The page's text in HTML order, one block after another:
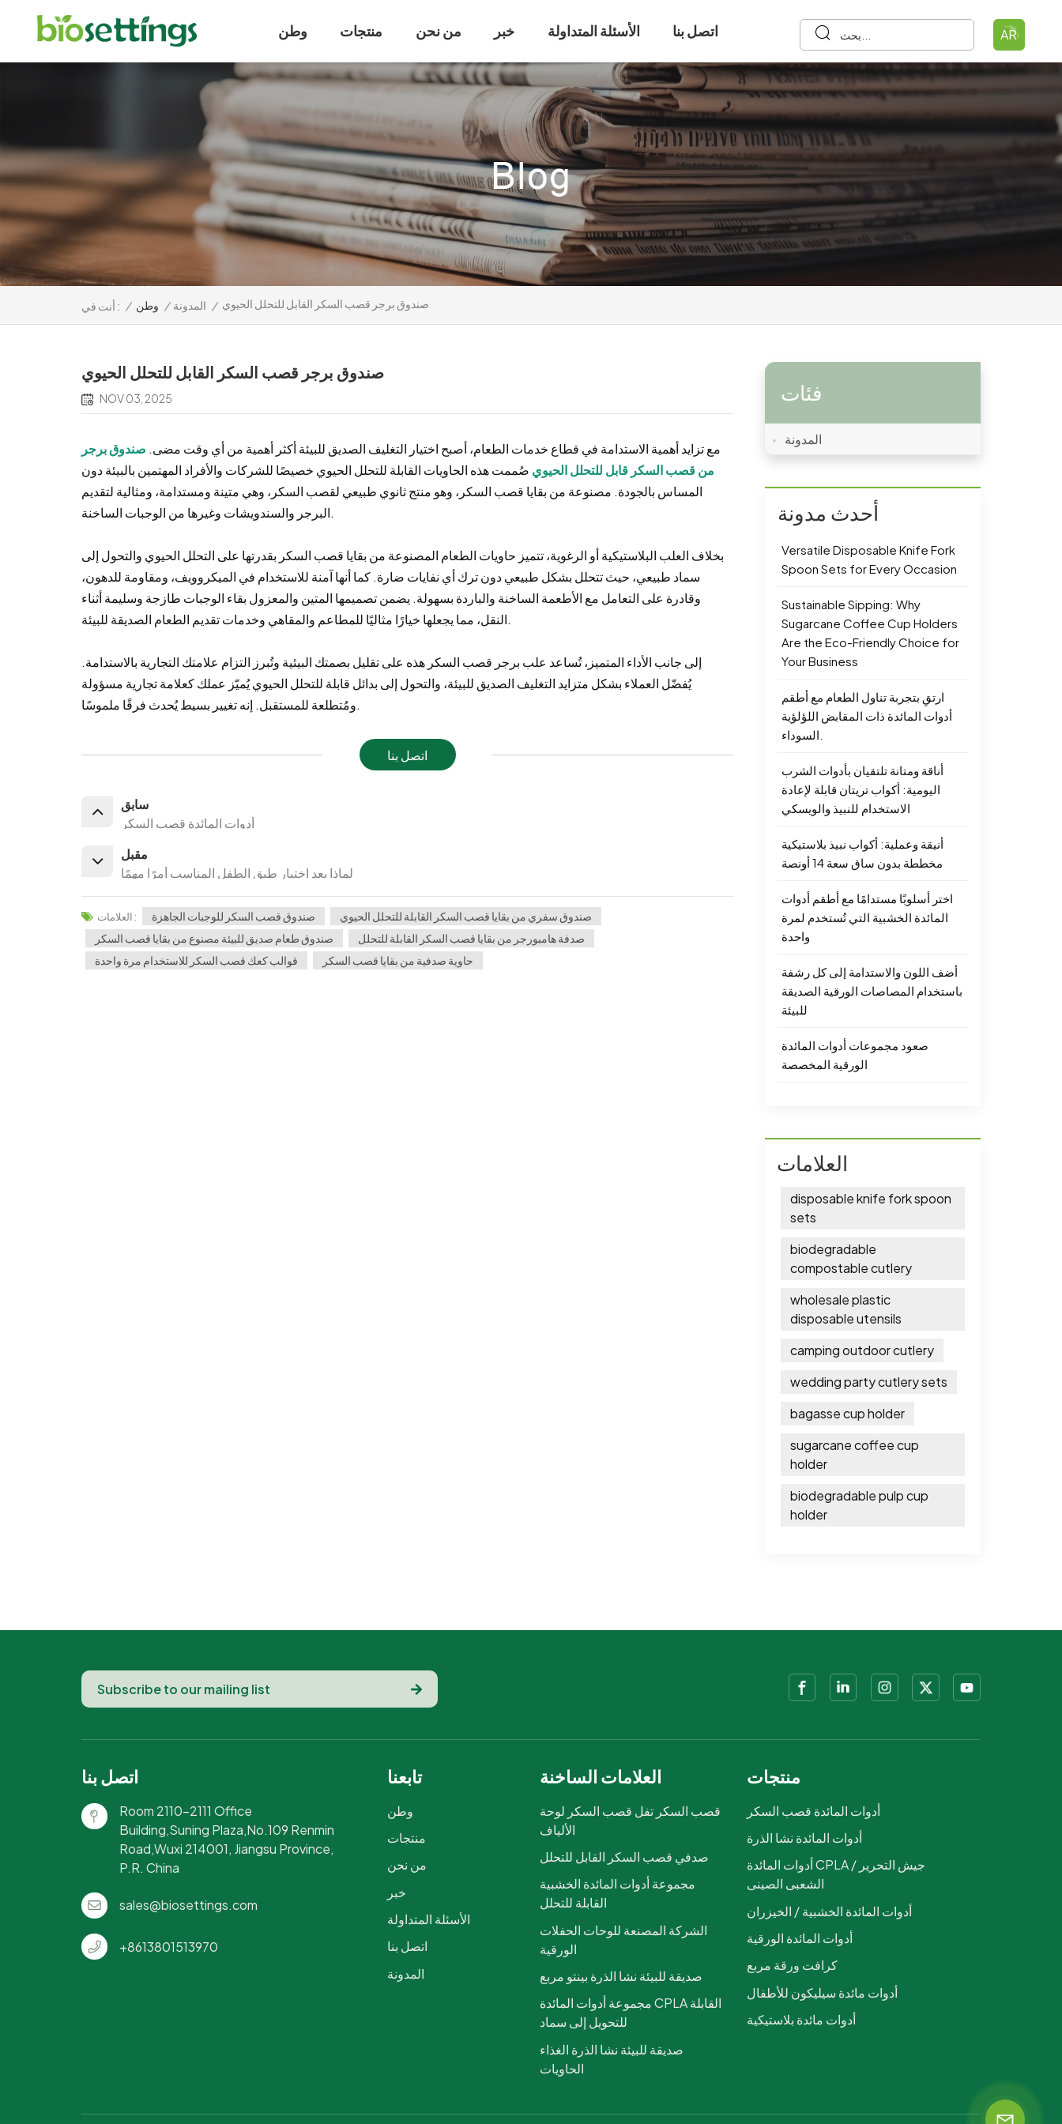
وطن منتجات من نحن خبر الأسئلة المتداولة اتصل بنا AR
أنت في : / وطن / المدونة / صندوق برجر قصب السكر القابل للتحلل الحيوي
صندوق برجر قصب السكر القابل للتحلل الحيوي
NOV 03, 2025
مع تزايد أهمية الاستدامة في قطاع خدمات الطعام، أصبح اختيار التغليف الصديق للبيئة أكثر أهمية من أي وقت مضى. صندوق برجر
من قصب السكر قابل للتحلل الحيوي صُممت هذه الحاويات القابلة للتحلل الحيوي خصيصًا للشركات والأفراد المهتمين بالبيئة دون
المساس بالجودة. مصنوعة من بقايا قصب السكر، وهو منتج ثانوي طبيعي لقصب السكر، وهي متينة ومستدامة، ومثالية لتقديم
البرجر والسندويشات وغيرها من الوجبات الساخنة.
بخلاف العلب البلاستيكية أو الرغوية، تتميز حاويات الطعام المصنوعة من بقايا قصب السكر بقدرتها على التحلل الحيوي والتحول إلى
سماد طبيعي، حيث تتحلل بشكل طبيعي دون ترك أي نفايات ضارة. كما أنها آمنة للاستخدام في الميكروويف، ومقاومة للدهون،
وقادرة على التعامل مع الأطعمة الساخنة والباردة بسهولة. يضمن تصميمها المتين والمعزول بقاء الوجبات طازجة وسليمة أثناء
النقل، مما يجعلها خيارًا مثاليًا للمطاعم والمقاهي وخدمات تقديم الطعام الصديقة للبيئة.
إلى جانب الأداء المتميز، تُساعد علب برجر قصب السكر هذه على تقليل بصمتك البيئية وتُبرز التزام علامتك التجارية بالاستدامة.
يُفضّل العملاء بشكل متزايد التغليف الصديق للبيئة، والتحول إلى بدائل قابلة للتحلل الحيوي يُميّز عملك كعلامة تجارية مسؤولة
ومُتطلعة للمستقبل. إنه تغيير بسيط يُحدث فرقًا ملموسًا.
اتصل بنا
سابق
أدوات المائدة قصب السكر
مقبل
لماذا يعد اختيار طبق الطفل المناسب أمرًا مهمًا
العلامات : صندوق قصب السكر للوجبات الجاهزة
صندوق سفري من بقايا قصب السكر القابلة للتحلل الحيوي
صندوق طعام صديق للبيئة مصنوع من بقايا قصب السكر
صدفة هامبورجر من بقايا قصب السكر القابلة للتحلل
قوالب كعك قصب السكر للاستخدام مرة واحدة
حاوية صدفية من بقايا قصب السكر
فئات
المدونة
أحدث مدونة
Versatile Disposable Knife Fork
Spoon Sets for Every Occasion
Sustainable Sipping: Why
Sugarcane Coffee Cup Holders
Are the Eco-Friendly Choice for
Your Business
ارتقِ بتجربة تناول الطعام مع أطقم
أدوات المائدة ذات المقابض اللؤلؤية
أناقة ومتانة تلتقيان بأدوات الشرب
اليومية: أكواب تريتان قابلة لإعادة
الاستخدام للنبيذ والويسكي
أنيقة وعملية: أكواب نبيذ بلاستيكية
مخططة بدون ساق سعة 14 أونصة
اختر أسلوبًا مستدامًا مع أطقم أدوات
المائدة الخشبية التي تُستخدم لمرة
واحدة
أضف اللون والاستدامة إلى كل رشفة
باستخدام المصاصات الورقية الصديقة
للبيئة
صعود مجموعات أدوات المائدة
الورقية المخصصة
العلامات
disposable knife fork spoon
sets
biodegradable
compostable cutlery
wholesale plastic
disposable utensils
camping outdoor cutlery
wedding party cutlery sets
bagasse cup holder
sugarcane coffee cup
holder
biodegradable pulp cup
holder
اتصل بنا
Room 2110-2111 Office
Building,Suning Plaza,No.109 Renmin
Road,Wuxi 214001, Jiangsu Province,
P.R. China
sales@biosettings.com
+8613801513970
تابعنا
وطن
منتجات
من نحن
خبر
الأسئلة المتداولة
اتصل بنا
المدونة
العلامات الساخنة
قصب السكر تفل قصب السكر لوحة
الألياف
صدفي قصب السكر القابل للتحلل
مجموعة أدوات المائدة الخشبية
القابلة للتحلل
الشركة المصنعة للوحات الحفلات
الورقية
صديقة للبيئة نشا الذرة بينتو مربع
مجموعة أدوات المائدة CPLA القابلة
للتحويل إلى سماد
صديقة للبيئة نشا الذرة الغذاء
الحاويات
منتجات
أدوات المائدة قصب السكر
أدوات المائدة نشا الذرة
أدوات المائدة CPLA / جيش التحرير
الشعبى الصينى
أدوات المائدة الخشبية / الخيزران
أدوات المائدة الورقية
كرافت ورقة مربع
أدوات مائدة سيليكون للأطفال
أدوات مائدة بلاستيكية